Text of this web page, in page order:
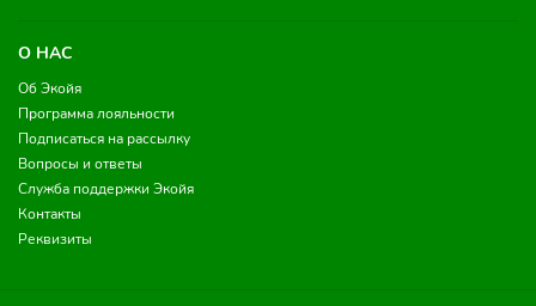
О НАС
Об Экойя
Программа лояльности
Подписаться на рассылку
Вопросы и ответы
Служба поддержки Экойя
Контакты
Реквизиты